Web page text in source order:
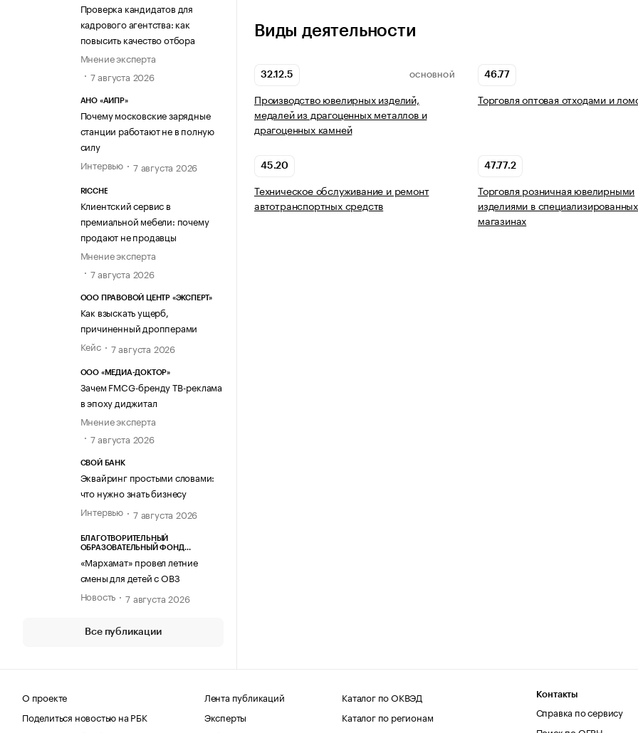
Проверка кандидатов для
кадрового агентства: как
повысить качество отбора
Мнение эксперта
7 августа 2026
АНО «АИПР»
Почему московские зарядные
станции работают не в полную
силу
Интервью
7 августа 2026
RICCHE
Клиентский сервис в
премиальной мебели: почему
продают не продавцы
Мнение эксперта
7 августа 2026
ООО ПРАВОВОЙ ЦЕНТР «ЭКСПЕРТ»
Как взыскать ущерб,
причиненный дропперами
Кейс
7 августа 2026
ООО «МЕДИА-ДОКТОР»
Зачем FMCG-бренду ТВ-реклама
в эпоху диджитал
Мнение эксперта
7 августа 2026
СВОЙ БАНК
Эквайринг простыми словами:
что нужно знать бизнесу
Интервью
7 августа 2026
БЛАГОТВОРИТЕЛЬНЫЙ
ОБРАЗОВАТЕЛЬНЫЙ ФОНД
«Мархамат» провел летние
смены для детей с ОВЗ
Новость
7 августа 2026
Все публикации
Виды деятельности
32.12.5 ОСНОВНОЙ
Производство ювелирных изделий,
медалей из драгоценных металлов и
драгоценных камней
46.77
Торговля оптовая отходами и
45.20
Техническое обслуживание и ремонт
автотранспортных средств
47.77.2
Торговля розничная ювелирными
изделиями в специализированных
магазинах
О проекте
Поделиться новостью на РБК
Лента публикаций
Эксперты
Каталог по ОКВЭД
Каталог по регионам
Контакты
Справка по сервису